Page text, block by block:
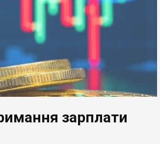
зарплати
БІЗНЕС НОВИНИ